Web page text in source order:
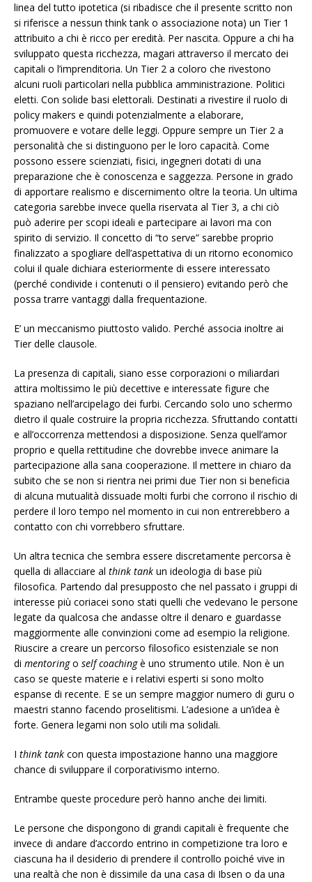
linea del tutto ipotetica (si ribadisce che il presente scritto non
si riferisce a nessun think tank o associazione nota) un Tier 1
attribuito a chi è ricco per eredità. Per nascita. Oppure a chi ha
sviluppato questa ricchezza, magari attraverso il mercato dei
capitali o l’imprenditoria. Un Tier 2 a coloro che rivestono
alcuni ruoli particolari nella pubblica amministrazione. Politici
eletti. Con solide basi elettorali. Destinati a rivestire il ruolo di
policy makers e quindi potenzialmente a elaborare,
promuovere e votare delle leggi. Oppure sempre un Tier 2 a
personalità che si distinguono per le loro capacità. Come
possono essere scienziati, fisici, ingegneri dotati di una
preparazione che è conoscenza e saggezza. Persone in grado
di apportare realismo e discernimento oltre la teoria. Un ultima
categoria sarebbe invece quella riservata al Tier 3, a chi ciò
può aderire per scopi ideali e partecipare ai lavori ma con
spirito di servizio. Il concetto di “to serve” sarebbe proprio
finalizzato a spogliare dell’aspettativa di un ritorno economico
colui il quale dichiara esteriormente di essere interessato
(perché condivide i contenuti o il pensiero) evitando però che
possa trarre vantaggi dalla frequentazione.
E’ un meccanismo piuttosto valido. Perché associa inoltre ai
Tier delle clausole.
La presenza di capitali, siano esse corporazioni o miliardari
attira moltissimo le più decettive e interessate figure che
spaziano nell’arcipelago dei furbi. Cercando solo uno schermo
dietro il quale costruire la propria ricchezza. Sfruttando contatti
e all’occorrenza mettendosi a disposizione. Senza quell’amor
proprio e quella rettitudine che dovrebbe invece animare la
partecipazione alla sana cooperazione. Il mettere in chiaro da
subito che se non si rientra nei primi due Tier non si beneficia
di alcuna mutualità dissuade molti furbi che corrono il rischio di
perdere il loro tempo nel momento in cui non entrerebbero a
contatto con chi vorrebbero sfruttare.
Un altra tecnica che sembra essere discretamente percorsa è
quella di allacciare al think tank un ideologia di base più
filosofica. Partendo dal presupposto che nel passato i gruppi di
interesse più coriacei sono stati quelli che vedevano le persone
legate da qualcosa che andasse oltre il denaro e guardasse
maggiormente alle convinzioni come ad esempio la religione.
Riuscire a creare un percorso filosofico esistenziale se non
di mentoringo self coachingè uno strumento utile. Non è un
caso se queste materie e i relativi esperti si sono molto
espanse di recente. E se un sempre maggior numero di guru o
maestri stanno facendo proselitismi. L’adesione a un’idea è
forte. Genera legami non solo utili ma solidali.
I think tank con questa impostazione hanno una maggiore
chance di sviluppare il corporativismo interno.
Entrambe queste procedure però hanno anche dei limiti.
Le persone che dispongono di grandi capitali è frequente che
invece di andare d’accordo entrino in competizione tra loro e
ciascuna ha il desiderio di prendere il controllo poiché vive in
una realtà che non è dissimile da una casa di Ibsen o da una